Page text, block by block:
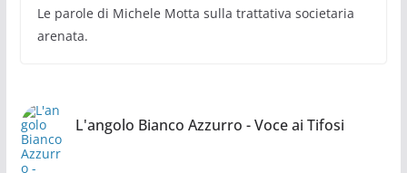
Le parole di Michele Motta sulla trattativa societaria
arenata.
L'angolo Bianco Azzurro - Voce ai Tifosi